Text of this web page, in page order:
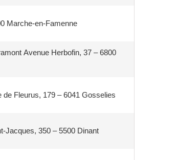
Marche-en-Famenne
Avenue Herbofin, 37 – 6800
Fleurus, 179 – 6041 Gosselies
Jacques, 350 – 5500 Dinant